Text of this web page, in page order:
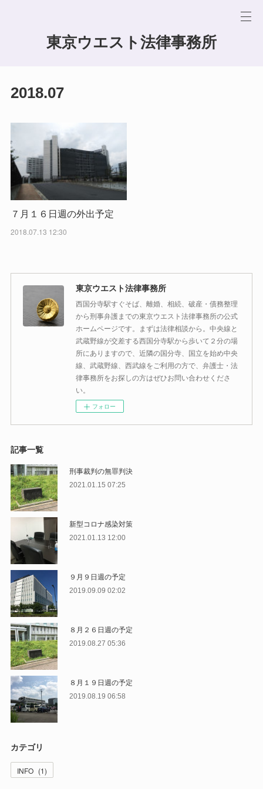
東京ウエスト法律事務所
2018.07
７月１６日週の外出予定
2018.07.13 12:30
東京ウエスト法律事務所
西国分寺駅すぐそば、離婚、相続、破産・債務整理
から刑事弁護までの東京ウエスト法律事務所の公式
ホームページです。まずは法律相談から。中央線と
武蔵野線が交差する西国分寺駅から歩いて２分の場
所にありますので、近隣の国分寺、国立を始め中央
線、武蔵野線、西武線をご利用の方で、弁護士・法
律事務所をお探しの方はぜひお問い合わせくださ
い。
フォロー
記事一覧
刑事裁判の無罪判決
2021.01.15 07:25
新型コロナ感染対策
2021.01.13 12:00
９月９日週の予定
2019.09.09 02:02
８月２６日週の予定
2019.08.27 05:36
８月１９日週の予定
2019.08.19 06:58
カテゴリ
INFO (1)